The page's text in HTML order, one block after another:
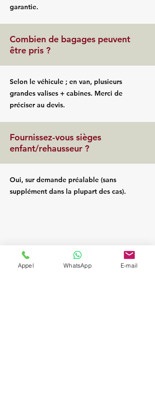
garantie.
Combien de bagages peuvent
être pris ?
Selon le véhicule ; en van, plusieurs
grandes valises + cabines. Merci de
préciser au devis.
Fournissez-vous sièges
enfant/rehausseur ?
Oui, sur demande préalable (sans
supplément dans la plupart des cas).
Appel WhatsApp E-mail